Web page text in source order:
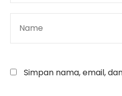
Simpan nama, email,